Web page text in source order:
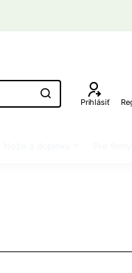
Prihlásiť